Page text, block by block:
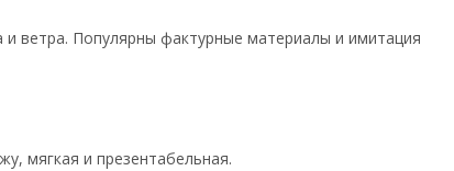
ветра. Популярны фактурные материалы и имитация
мягкая и презентабельная.